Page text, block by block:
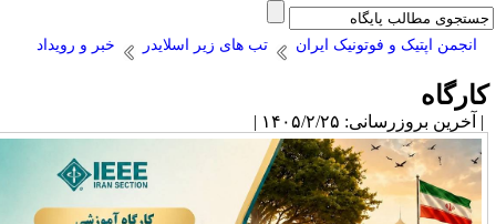
انجمن اپتیک و فوتونیک ایران تب های زیر اسلایدر خبر و رویداد
بروزرسانی: ۱۴۰۵/۲/۲۵ |